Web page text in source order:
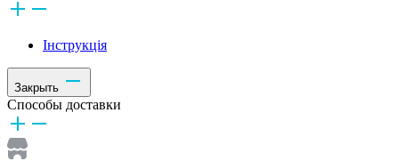
Інструкція
Закрыть
Способы доставки